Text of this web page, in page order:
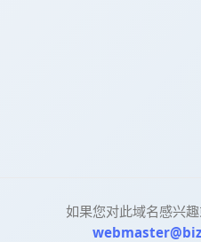
如果您对此域名感兴